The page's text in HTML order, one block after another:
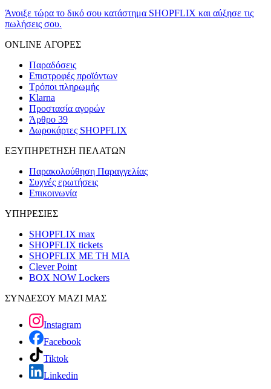
Άνοιξε τώρα το δικό σου κατάστημα SHOPFLIX και αύξησε τις
πωλήσεις σου.
ONLINE ΑΓΟΡΕΣ
Παραδόσεις
Επιστροφές προϊόντων
Τρόποι πληρωμής
Klarna
Προστασία αγορών
Άρθρο 39
Δωροκάρτες SHOPFLIX
ΕΞΥΠΗΡΕΤΗΣΗ ΠΕΛΑΤΩΝ
Παρακολούθηση Παραγγελίας
Συχνές ερωτήσεις
Επικοινωνία
ΥΠΗΡΕΣΙΕΣ
SHOPFLIX max
SHOPFLIX tickets
SHOPFLIX ΜΕ ΤΗ ΜΙΑ
Clever Point
BOX NOW Lockers
ΣΥΝΔΕΣΟΥ ΜΑΖΙ ΜΑΣ
Instagram
Facebook
Tiktok
Linkedin